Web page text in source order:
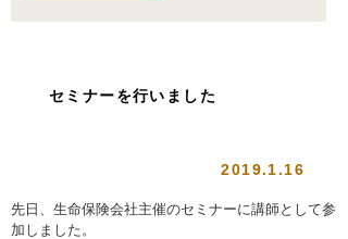
スタッフ紹介
セミナーを行いました
2019.1.16
先日、生命保険会社主催のセミナーに講師として参
加しました。